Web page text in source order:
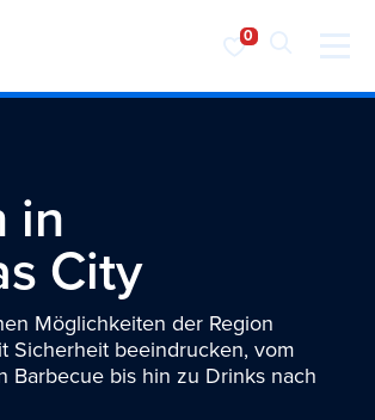
in
City
Möglichkeiten der Region
Sicherheit beeindrucken, vom
Barbecue bis hin zu Drinks nach